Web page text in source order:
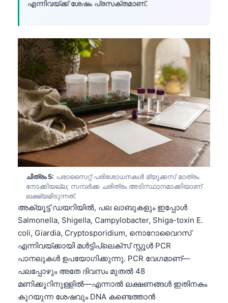
എന്നിവയ്ക്ക് ശേഷം പ്രസക്തമാണ്.
ചിത്രം 5: പരാസൈറ്റ് പരിശോധനകൾ മ്യൂക്കസ് മാത്രം
നോക്കിയല്ല; സമ്പർക്ക ചരിത്രം അടിസ്ഥാനമാക്കിയാണ്
ലക്ഷ്യമിടുന്നത്.
അക്യൂട്ട് ഡയറിയിൽ, പല ലാബുകളും ഇപ്പോൾ
Salmonella, Shigella, Campylobacter, Shiga-toxin E.
coli, Giardia, Cryptosporidium, നൊറോവൈറസ്
എന്നിവയ്ക്കായി മൾട്ടിപ്ലെക്സ് സ്റ്റൂൾ PCR
പാനലുകൾ ഉപയോഗിക്കുന്നു. PCR വേഗമാണ്—
പലപ്പോഴും അതേ ദിവസം മുതൽ 48
മണിക്കൂറിനുള്ളിൽ—എന്നാൽ ലക്ഷണങ്ങൾ ഇതിനകം
കുറയുന്ന ശേഷവും DNA കണ്ടെത്താൻ
日本語
Čeština
ქართული
Русский
Lietuvių kalba
Polski
한국어
Slovenščina
Magyar
Shqip
বাংলা
اردو
मराठी
తెలుగు
தமிழ்
ગુજરાતી